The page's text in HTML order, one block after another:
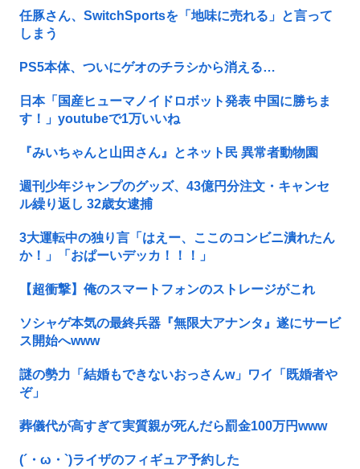
任豚さん、SwitchSportsを「地味に売れる」と言って
しまう
PS5本体、ついにゲオのチラシから消える…
日本「国産ヒューマノイドロボット発表 中国に勝ちま
す！」youtubeで1万いいね
『みいちゃんと山田さん』とネット民 異常者動物園
週刊少年ジャンプのグッズ、43億円分注文・キャンセ
ル繰り返し 32歳女逮捕
3大運転中の独り言「はえー、ここのコンビニ潰れたん
か！」「おぱーいデッカ！！！」
【超衝撃】俺のスマートフォンのストレージがこれ
ソシャゲ本気の最終兵器『無限大アナンタ』遂にサービ
ス開始へwww
謎の勢力「結婚もできないおっさんw」ワイ「既婚者や
ぞ」
葬儀代が高すぎて実質親が死んだら罰金100万円www
(´・ω・`)ライザのフィギュア予約した